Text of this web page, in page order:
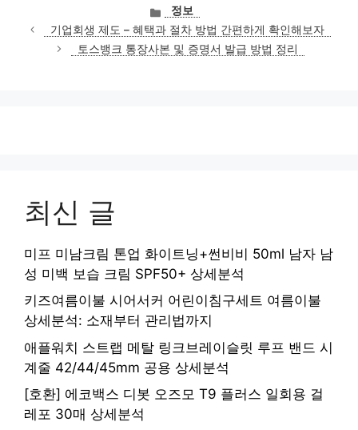
카
테
고
리
정보
기업회생 제도 – 혜택과 절차 방법 간편하게 확인해보자
토스뱅크 통장사본 및 증명서 발급 방법 정리
최신 글
미프 미남크림 톤업 화이트닝+썬비비 50ml 남자 남
성 미백 보습 크림 SPF50+ 상세분석
키즈여름이불 시어서커 어린이침구세트 여름이불
상세분석: 소재부터 관리법까지
애플워치 스트랩 메탈 링크브레이슬릿 루프 밴드 시
계줄 42/44/45mm 공용 상세분석
[호환] 에코백스 디봇 오즈모 T9 플러스 일회용 걸
레포 30매 상세분석